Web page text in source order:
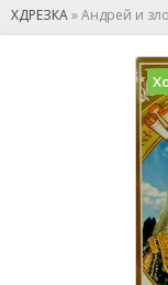
ХДРЕЗКА»Андрей и